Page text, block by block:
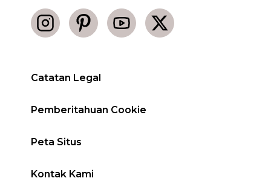
Catatan Legal
Pemberitahuan Cookie
Peta Situs
Kontak Kami